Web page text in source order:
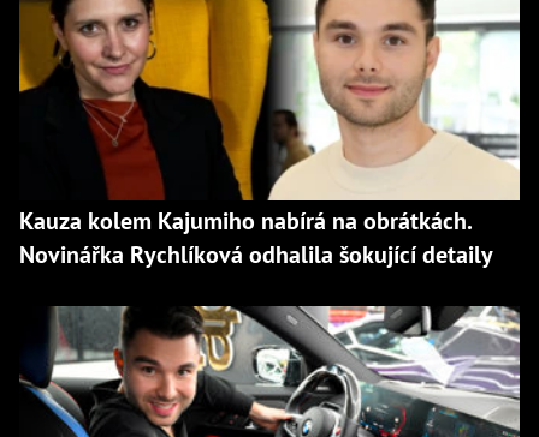
Kauza kolem Kajumiho nabírá na obrátkách.
Novinářka Rychlíková odhalila šokující detaily